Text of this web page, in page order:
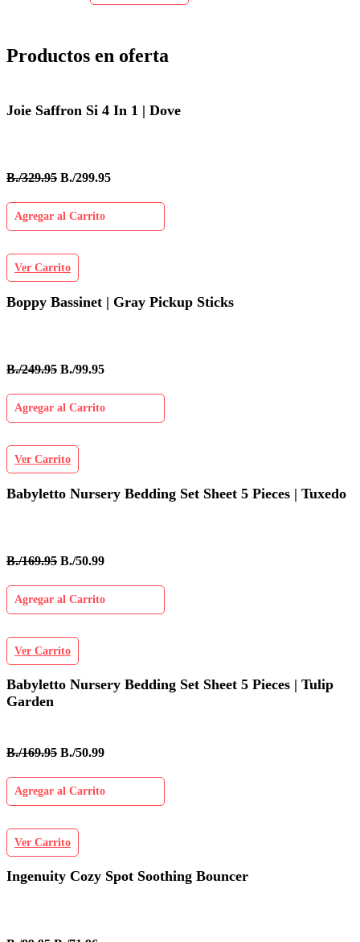
Productos en oferta
Joie Saffron Si 4 In 1 | Dove
B./329.95 B./299.95
Agregar al Carrito
Ver Carrito
Boppy Bassinet | Gray Pickup Sticks
B./249.95 B./99.95
Agregar al Carrito
Ver Carrito
Babyletto Nursery Bedding Set Sheet 5 Pieces | Tuxedo
B./169.95 B./50.99
Agregar al Carrito
Ver Carrito
Babyletto Nursery Bedding Set Sheet 5 Pieces | Tulip
Garden
B./169.95 B./50.99
Agregar al Carrito
Ver Carrito
Ingenuity Cozy Spot Soothing Bouncer